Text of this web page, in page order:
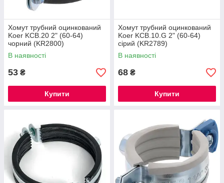
Хомут трубний оцинкований
Koer KCB.20 2" (60-64)
чорний (KR2800)
В наявності
53 ₴
Купити
Хомут трубний оцинкований
Koer KCB.10.G 2" (60-64)
сірий (KR2789)
В наявності
68 ₴
Купити